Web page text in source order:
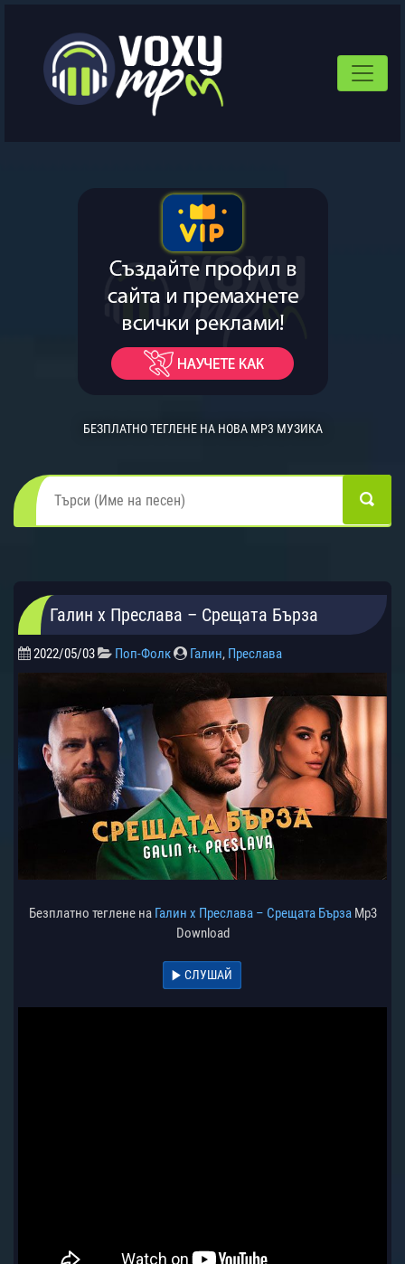
БЕЗПЛАТНО ТЕГЛЕНЕ НА НОВА MP3 МУЗИКА
Галин х Преслава – Срещата Бърза
2022/05/03 Поп-Фолк Галин, Преслава
Безплатно теглене на Галин х Преслава – Срещата БързаMp3
Download
СЛУШАЙ